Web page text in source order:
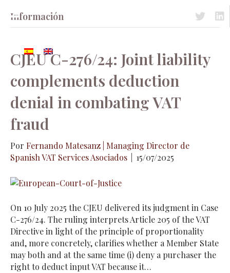
Acceso
Información
CJEU C-276/24: Joint liability
complements deduction
denial in combating VAT
fraud
Por Fernando Matesanz | Managing Director de
Spanish VAT Services Asociados
15/07/2025
On 10 July 2025 the CJEU delivered its judgment in Case
C-276/24. The ruling interprets Article 205 of the VAT
Directive in light of the principle of proportionality
and, more concretely, clarifies whether a Member State
may both and at the same time (i) deny a purchaser the
right to deduct input VAT because it…